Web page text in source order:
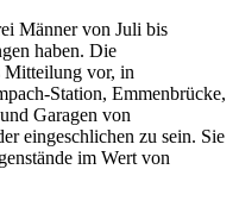
Männer von Juli bis
haben. Die
Mitteilung vor, in
Station, Emmenbrücke,
Garagen von
eingeschlichen zu sein. Sie
im Wert von